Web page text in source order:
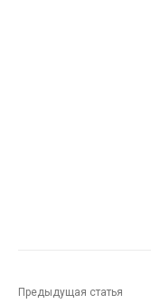
Предыдущая статья